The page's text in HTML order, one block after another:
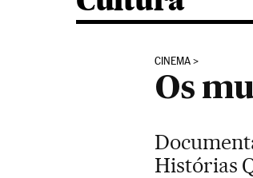
CINEMA
Os
Histórias